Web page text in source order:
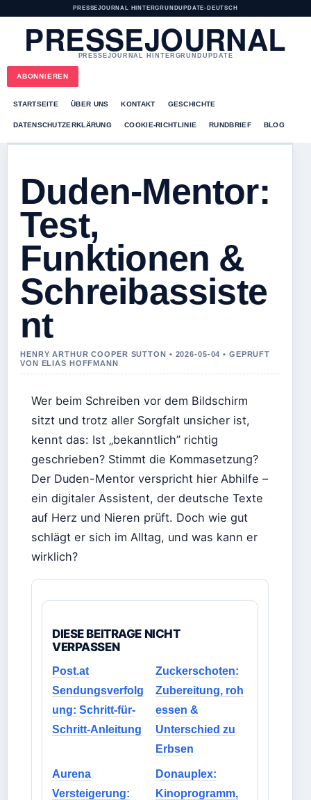
PRESSEJOURNAL HINTERGRUNDUPDATE• DEUTSCH
PRESSEJOURNAL
PRESSEJOURNAL HINTERGRUNDUPDATE
ABONNIEREN
STARTSEITE ÜBER UNS KONTAKT GESCHICHTE
DATENSCHUTZERKLÄRUNG COOKIE-RICHTLINIE RUNDBRIEF BLOG
Duden-Mentor:
Test,
Funktionen &
Schreibassiste
nt
HENRY ARTHUR COOPER SUTTON • 2026-05-04 • GEPRUFT
VON ELIAS HOFFMANN
Wer beim Schreiben vor dem Bildschirm
sitzt und trotz aller Sorgfalt unsicher ist,
kennt das: Ist „bekanntlich” richtig
geschrieben? Stimmt die Kommasetzung?
Der Duden-Mentor verspricht hier Abhilfe –
ein digitaler Assistent, der deutsche Texte
auf Herz und Nieren prüft. Doch wie gut
schlägt er sich im Alltag, und was kann er
wirklich?
DIESE BEITRAGE NICHT
VERPASSEN
Post.at
Sendungsverfolg
ung: Schritt-für-
Schritt-Anleitung
Zuckerschoten:
Zubereitung, roh
essen &
Unterschied zu
Erbsen
Aurena
Versteigerung:
Donauplex:
Kinoprogramm,